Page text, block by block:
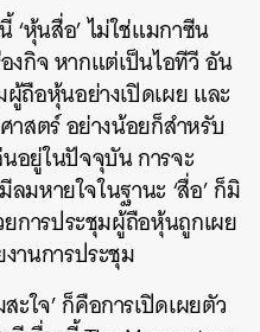
‘หุ้นสื่อ’ ไม่ใช่แมกาซีน
งกิจ หากแต่เป็นไอทีวี อัน
ถือหุ้นอย่างเปิดเผย และ
สตร์ อย่างน้อยก็สำหรับ
อยู่ในปัจจุบัน การจะ
ลมหายใจในฐานะ ‘สื่อ’ ก็มิ
การประชุมผู้ถือหุ้นถูกเผย
านการประชุม
ะใจ’ ก็คือการเปิดเผยตัว